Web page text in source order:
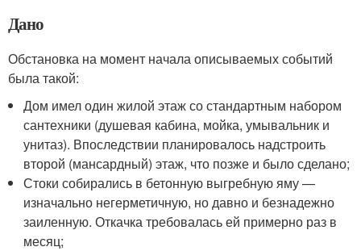
Дано
Обстановка на момент начала описываемых событий
была такой:
Дом имел один жилой этаж со стандартным набором
сантехники (душевая кабина, мойка, умывальник и
унитаз). Впоследствии планировалось надстроить
второй (мансардный) этаж, что позже и было сделано;
Стоки собирались в бетонную выгребную яму —
изначально негерметичную, но давно и безнадежно
заиленную. Откачка требовалась ей примерно раз в
месяц;